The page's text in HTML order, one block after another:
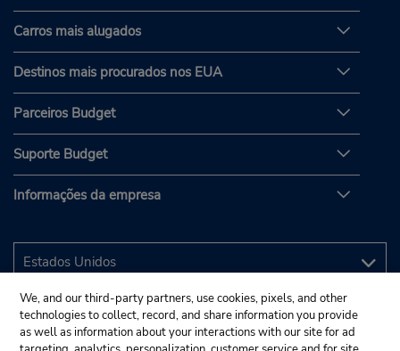
Carros mais alugados
Destinos mais procurados nos EUA
Parceiros Budget
Suporte Budget
Informações da empresa
We, and our third-party partners, use cookies, pixels, and other
technologies to collect, record, and share information you provide
as well as information about your interactions with our site for ad